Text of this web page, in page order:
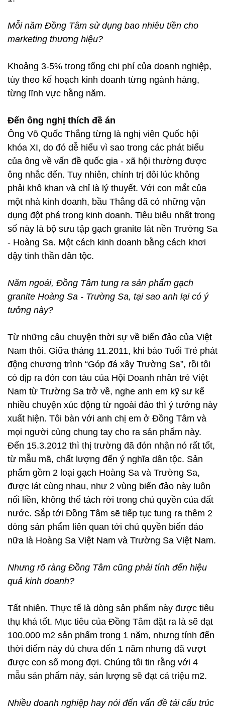
Mỗi năm Đồng Tâm sử dụng bao nhiêu tiền cho
marketing thương hiệu?
Khoảng 3-5% trong tổng chi phí của doanh nghiệp,
tùy theo kế hoạch kinh doanh từng ngành hàng,
từng lĩnh vực hằng năm.
Đến ông nghị thích đề án
Ông Võ Quốc Thắng từng là nghị viên Quốc hội
khóa XI, do đó dễ hiểu vì sao trong các phát biểu
của ông về vấn đề quốc gia - xã hội thường được
ông nhắc đến. Tuy nhiên, chính trị đôi lúc không
phải khô khan và chỉ là lý thuyết. Với con mắt của
một nhà kinh doanh, bầu Thắng đã có những vận
dụng đột phá trong kinh doanh. Tiêu biểu nhất trong
số này là bộ sưu tập gạch granite lát nền Trường Sa
- Hoàng Sa. Một cách kinh doanh bằng cách khơi
dậy tinh thần dân tộc.
Năm ngoái, Đồng Tâm tung ra sản phẩm gạch
granite Hoàng Sa - Trường Sa, tại sao anh lại có ý
tưởng này?
Từ những câu chuyện thời sự về biển đảo của Việt
Nam thôi. Giữa tháng 11.2011, khi báo Tuổi Trẻ phát
động chương trình “Góp đá xây Trường Sa”, rồi tôi
có dịp ra đón con tàu của Hội Doanh nhân trẻ Việt
Nam từ Trường Sa trở về, nghe anh em kỹ sư kể
nhiều chuyện xúc động từ ngoài đảo thì ý tưởng này
xuất hiện. Tôi bàn với anh chị em ở Đồng Tâm và
mọi người cùng chung tay cho ra sản phẩm này.
Đến 15.3.2012 thì thị trường đã đón nhận nó rất tốt,
từ mẫu mã, chất lượng đến ý nghĩa dân tộc. Sản
phẩm gồm 2 loại gạch Hoàng Sa và Trường Sa,
được lát cùng nhau, như 2 vùng biển đảo này luôn
nối liền, không thể tách rời trong chủ quyền của đất
nước. Sắp tới Đồng Tâm sẽ tiếp tục tung ra thêm 2
dòng sản phẩm liên quan tới chủ quyền biển đảo
nữa là Hoàng Sa Việt Nam và Trường Sa Việt Nam.
Nhưng rõ ràng Đồng Tâm cũng phải tính đến hiệu
quả kinh doanh?
Tất nhiên. Thực tế là dòng sản phẩm này được tiêu
thụ khá tốt. Mục tiêu của Đồng Tâm đặt ra là sẽ đạt
100.000 m2 sản phẩm trong 1 năm, nhưng tính đến
thời điểm này dù chưa đến 1 năm nhưng đã vượt
được con số mong đợi. Chúng tôi tin rằng với 4
mẫu sản phẩm này, sản lượng sẽ đạt cả triệu m2.
Nhiều doanh nghiệp hay nói đến vấn đề tái cấu trúc